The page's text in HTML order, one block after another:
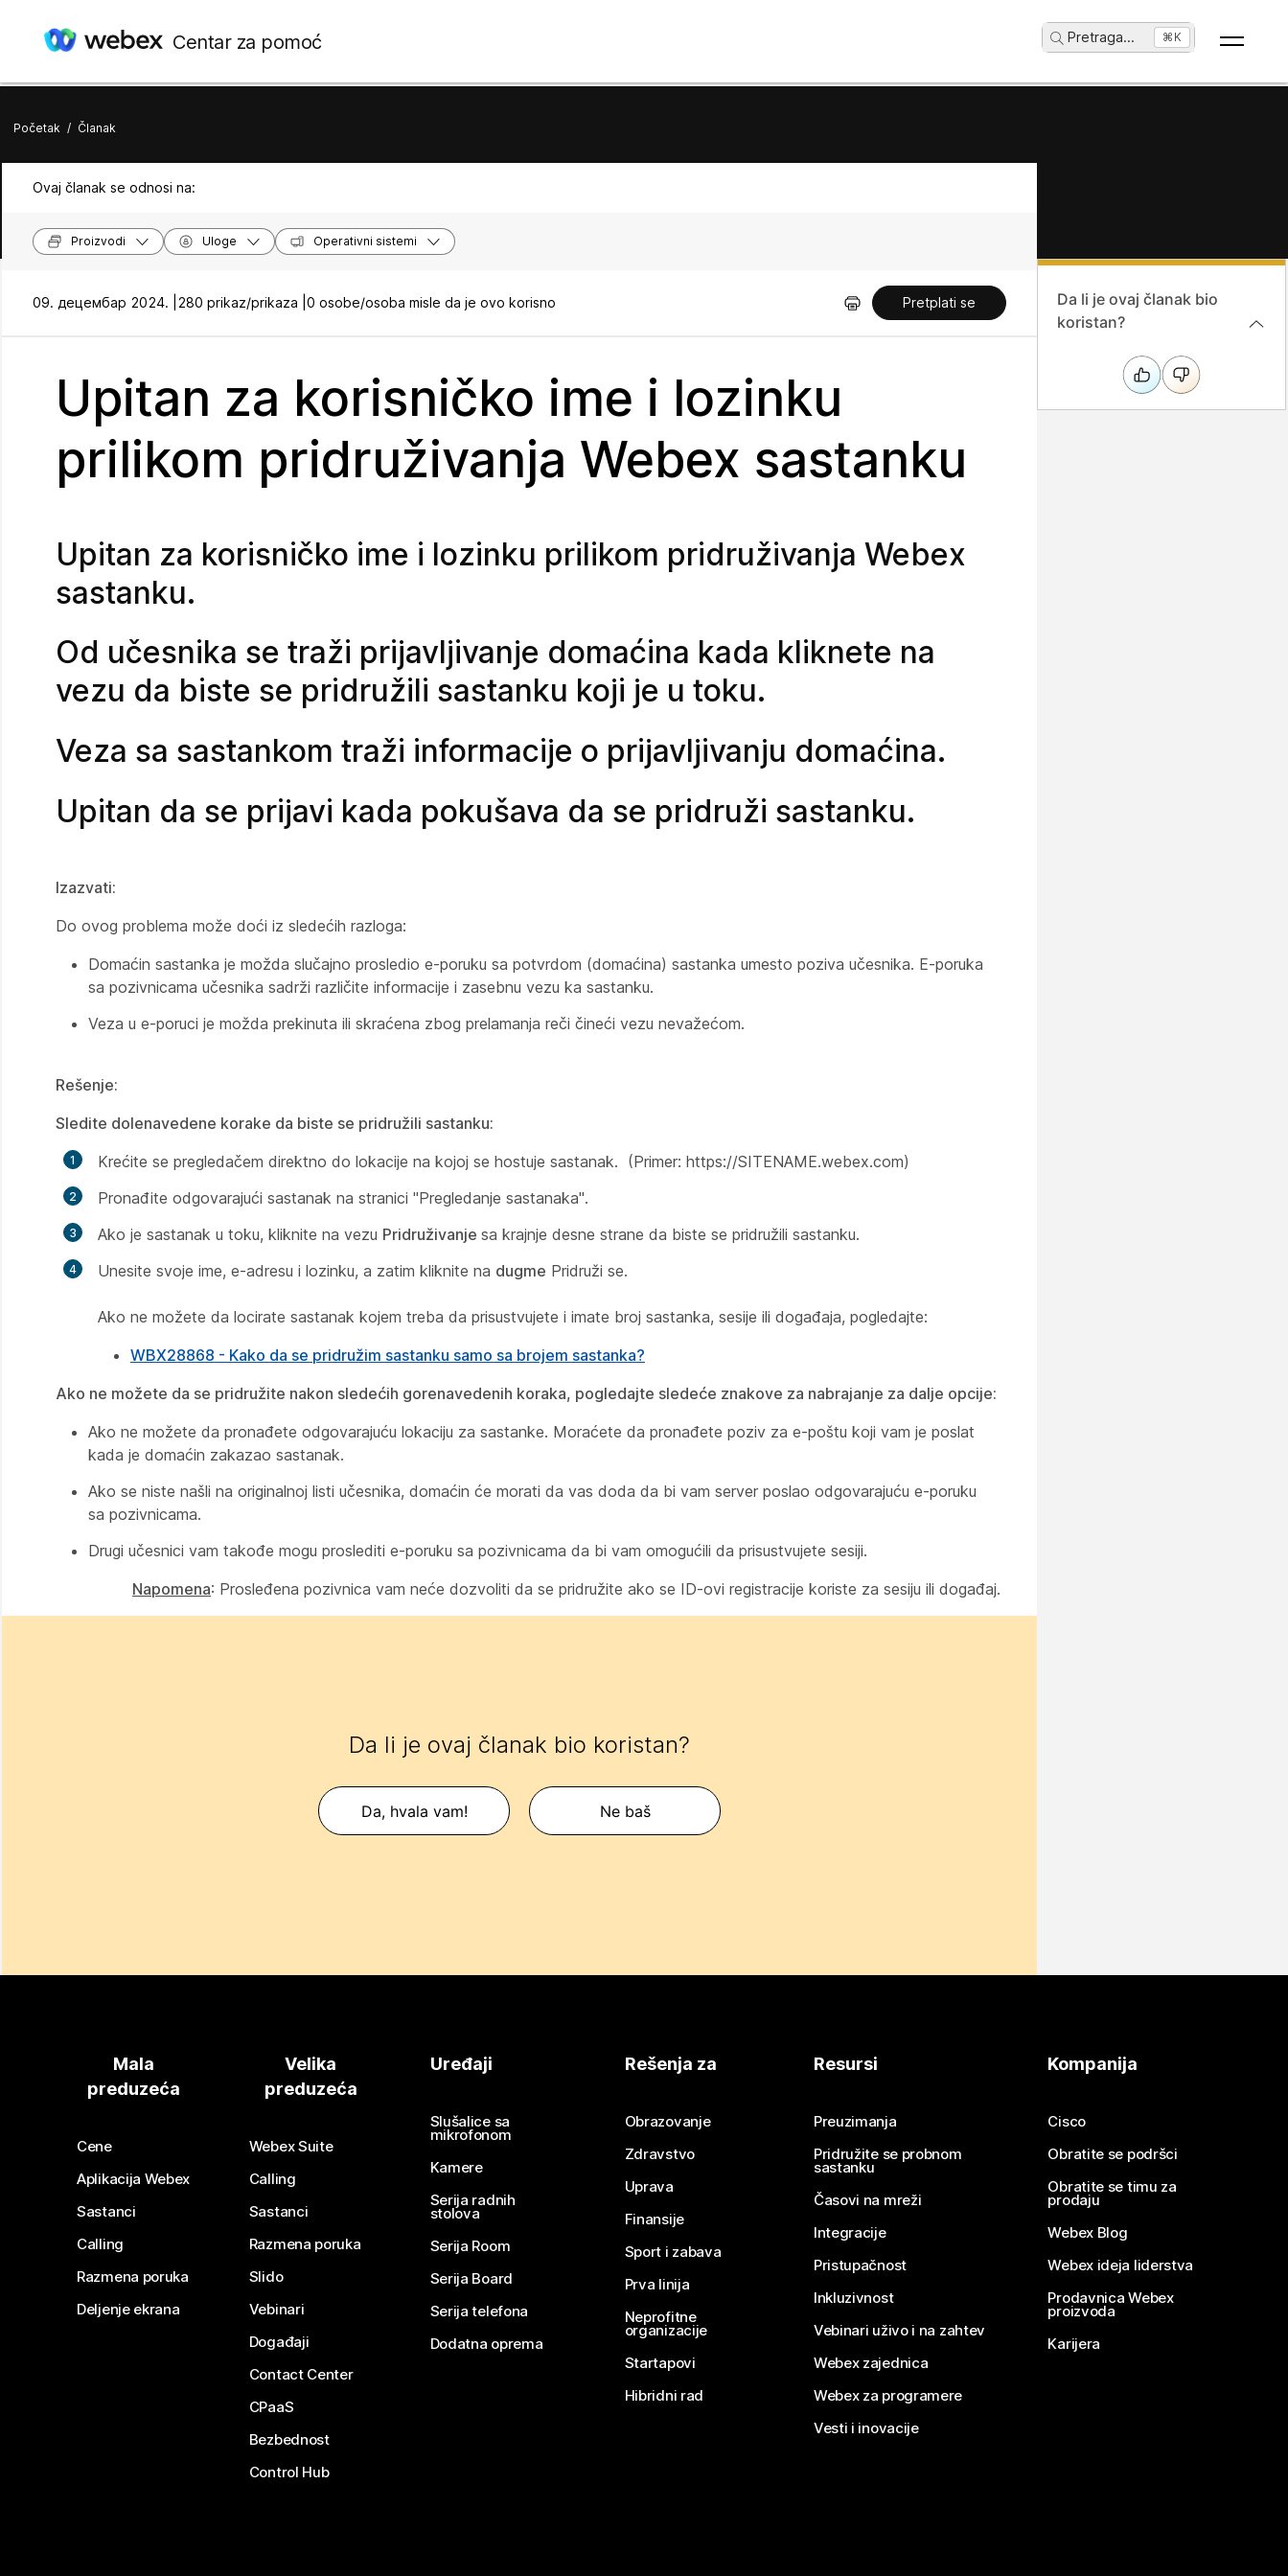
Centar za pomoć Pretraga... ⌘K
Početak / Članak
Ovaj članak se odnosi na:
Proizvodi Uloge Operativni sistemi
09. децембар 2024. | 280 prikaz/prikaza | 0 osobe/osoba misle da je ovo korisno Pretplati se
Upitan za korisničko ime i lozinku
prilikom pridruživanja Webex sastanku
Upitan za korisničko ime i lozinku prilikom pridruživanja Webex
sastanku.
Od učesnika se traži prijavljivanje domaćina kada kliknete na
vezu da biste se pridružili sastanku koji je u toku.
Veza sa sastankom traži informacije o prijavljivanju domaćina.
Upitan da se prijavi kada pokušava da se pridruži sastanku.
Izazvati:
Do ovog problema može doći iz sledećih razloga:
Domaćin sastanka je možda slučajno prosledio e-poruku sa potvrdom (domaćina) sastanka umesto poziva učesnika. E-poruka
sa pozivnicama učesnika sadrži različite informacije i zasebnu vezu ka sastanku.
Veza u e-poruci je možda prekinuta ili skraćena zbog prelamanja reči čineći vezu nevažećom.
Rešenje:
Sledite dolenavedene korake da biste se pridružili sastanku:
Krećite se pregledačem direktno do lokacije na kojoj se hostuje sastanak. (Primer: https://SITENAME.webex.com)
Pronađite odgovarajući sastanak na stranici "Pregledanje sastanaka".
Ako je sastanak u toku, kliknite na vezu Pridruživanje sa krajnje desne strane da biste se pridružili sastanku.
Unesite svoje ime, e-adresu i lozinku, a zatim kliknite na dugme Pridruži se.
Ako ne možete da locirate sastanak kojem treba da prisustvujete i imate broj sastanka, sesije ili događaja, pogledajte:
WBX28868 - Kako da se pridružim sastanku samo sa brojem sastanka?
Ako ne možete da se pridružite nakon sledećih gorenavedenih koraka, pogledajte sledeće znakove za nabrajanje za dalje opcije:
Ako ne možete da pronađete odgovarajuću lokaciju za sastanke. Moraćete da pronađete poziv za e-poštu koji vam je poslat
kada je domaćin zakazao sastanak.
Ako se niste našli na originalnoj listi učesnika, domaćin će morati da vas doda da bi vam server poslao odgovarajuću e-poruku
sa pozivnicama.
Drugi učesnici vam takođe mogu proslediti e-poruku sa pozivnicama da bi vam omogućili da prisustvujete sesiji.
Napomena: Prosleđena pozivnica vam neće dozvoliti da se pridružite ako se ID-ovi registracije koriste za sesiju ili događaj.
Da li je ovaj članak bio koristan?
Da, hvala vam! Ne baš
Da li je ovaj članak bio
koristan?
Mala
preduzeća
Cene
Aplikacija Webex
Sastanci
Calling
Razmena poruka
Deljenje ekrana
Velika
preduzeća
Webex Suite
Calling
Sastanci
Razmena poruka
Slido
Vebinari
Događaji
Contact Center
CPaaS
Bezbednost
Control Hub
Uređaji
Slušalice sa
mikrofonom
Kamere
Serija radnih
stolova
Serija Room
Serija Board
Serija telefona
Dodatna oprema
Rešenja za
Obrazovanje
Zdravstvo
Uprava
Finansije
Sport i zabava
Prva linija
Neprofitne
organizacije
Startapovi
Hibridni rad
Resursi
Preuzimanja
Pridružite se probnom
sastanku
Časovi na mreži
Integracije
Pristupačnost
Inkluzivnost
Vebinari uživo i na zahtev
Webex zajednica
Webex za programere
Vesti i inovacije
Kompanija
Cisco
Obratite se podršci
Obratite se timu za
prodaju
Webex Blog
Webex ideja liderstva
Prodavnica Webex
proizvoda
Karijera